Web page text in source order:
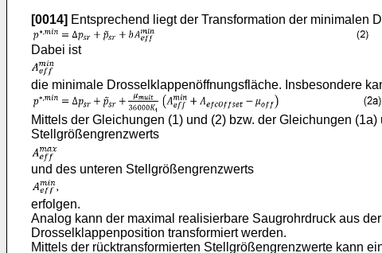
[0014] Entsprechend liegt der Transformation der minimalen
Dabei ist
die minimale Drosselklappenöffnungsfläche. Insbesondere
Mittels der Gleichungen (1) und (2) bzw. der Gleichungen
Stellgrößengrenzwerts
und des unteren Stellgrößengrenzwerts
erfolgen.
Analog kann der maximal realisierbare Saugrohrdruck aus
Drosselklappenposition transformiert werden.
Mittels der rücktransformierten Stellgrößengrenzwerte kann